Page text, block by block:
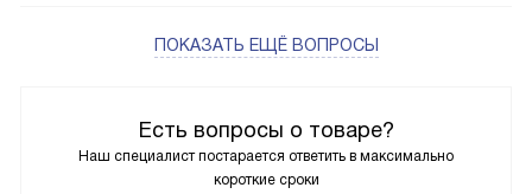
Есть вопросы о товаре?
Наш специалист постарается ответить в максимально
короткие сроки
ПОКАЗАТЬ ЕЩЁ ВОПРОСЫ